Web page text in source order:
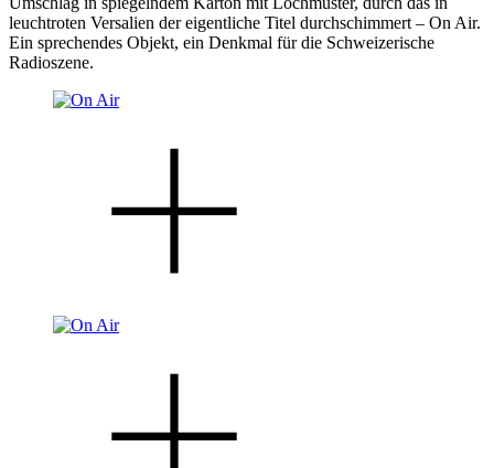
leuchtroten Versalien der eigentliche Titel durchschimmert – On Air.
Ein sprechendes Objekt, ein Denkmal für die Schweizerische
Radioszene.